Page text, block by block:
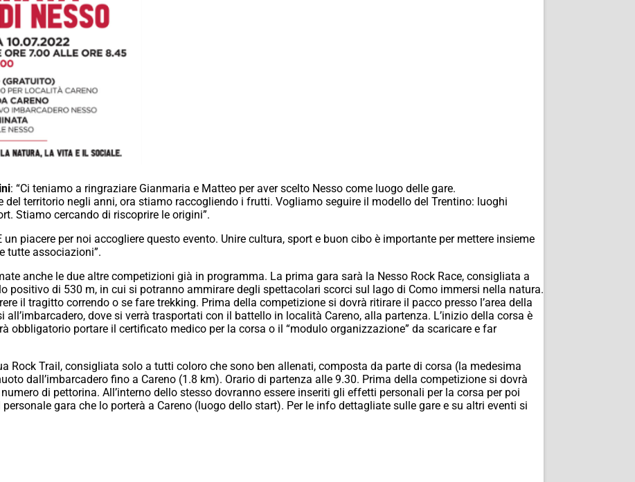
: “Ci teniamo a ringraziare Gianmaria e Matteo per aver scelto Nesso come luogo delle gare.
del territorio negli anni, ora stiamo raccogliendo i frutti. Vogliamo seguire il modello del Trentino: luoghi
Stiamo cercando di riscoprire le origini”.
un piacere per noi accogliere questo evento. Unire cultura, sport e buon cibo è importante per mettere insieme
tutte associazioni”.
anche le due altre competizioni già in programma. La prima gara sarà la Nesso Rock Race, consigliata a
positivo di 530 m, in cui si potranno ammirare degli spettacolari scorci sul lago di Como immersi nella natura.
il tragitto correndo o se fare trekking. Prima della competizione si dovrà ritirare il pacco presso l’area della
all’imbarcadero, dove si verrà trasportati con il battello in località Careno, alla partenza. L’inizio della corsa è
obbligatorio portare il certificato medico per la corsa o il “modulo organizzazione” da scaricare e far
Rock Trail, consigliata solo a tutti coloro che sono ben allenati, composta da parte di corsa (la medesima
dall’imbarcadero fino a Careno (1.8 km). Orario di partenza alle 9.30. Prima della competizione si dovrà
di pettorina. All’interno dello stesso dovranno essere inseriti gli effetti personali per la corsa per poi
gara che lo porterà a Careno (luogo dello start). Per le info dettagliate sulle gare e su altri eventi si